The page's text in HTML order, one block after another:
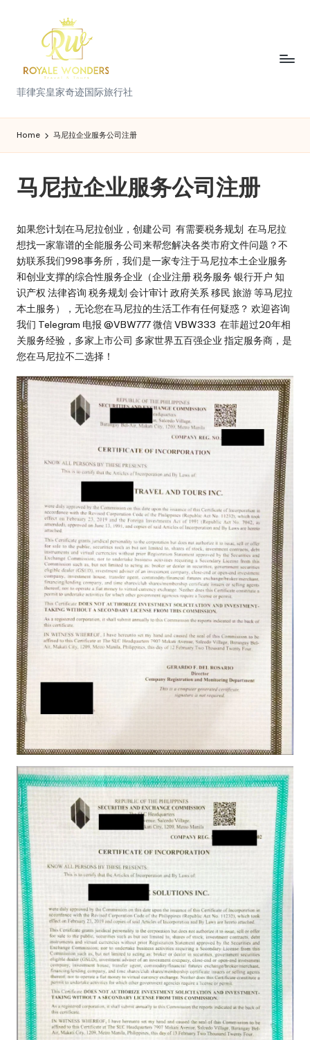
菲
律
宾
家
迹
国
际
旅
行
社
菲律宾皇家奇迹国际旅行社
Home 马尼拉企业服务公司注册
马尼拉企业服务公司注册
如果您计划在马尼拉创业，创建公司 有需要税务规划 在马尼拉
想找一家靠谱的全能服务公司来帮您解决各类市府文件问题？不
妨联系我们998事务所，我们是一家专注于马尼拉本土企业服务
和创业支撑的综合性服务企业（企业注册 税务服务 银行开户 知
识产权 法律咨询 税务规划 会计审计 政府关系 移民 旅游 等马尼拉
本土服务），无论您在马尼拉的生活工作有任何疑惑？ 欢迎咨询
我们 Telegram 电报 @VBW777 微信 VBW333 在菲超过20年相
关服务经验，多家上市公司 多家世界五百强企业 指定服务商，是
您在马尼拉不二选择！